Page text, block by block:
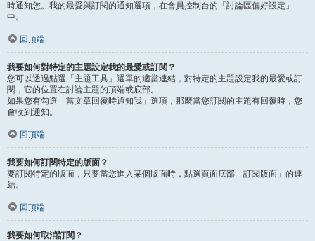
時通知您。我的最愛與訂閱的通知選項，在會員控制台的「討論區偏好設定」
中。
回頂端
我要如何對特定的主題設定我的最愛或訂閱？
您可以透過點選「主題工具」選單的適當連結，對特定的主題設定我的最愛或訂
閱，它的位置在討論主題的頂端或底部。
如果您有勾選「當文章回覆時通知我」選項，那麼當您訂閱的主題有回覆時，您
會收到通知。
回頂端
我要如何訂閱特定的版面？
要訂閱特定的版面，只要當您進入某個版面時，點選頁面底部「訂閱版面」的連
結。
回頂端
我要如何取消訂閱？